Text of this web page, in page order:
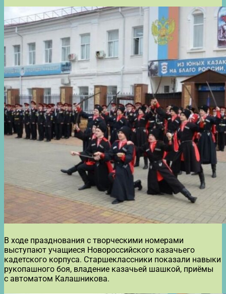
В ходе празднования с творческими номерами
выступают учащиеся Новороссийского казачьего
кадетского корпуса. Старшеклассники показали навыки
рукопашного боя, владение казачьей шашкой, приёмы
с автоматом Калашникова.